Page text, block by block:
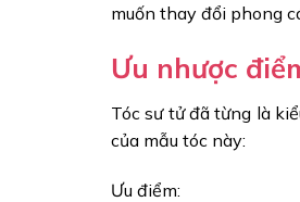
muốn thay đổi phong
Ưu nhược
Tóc sư tử đã từng là
của mẫu tóc này:
Ưu điểm: